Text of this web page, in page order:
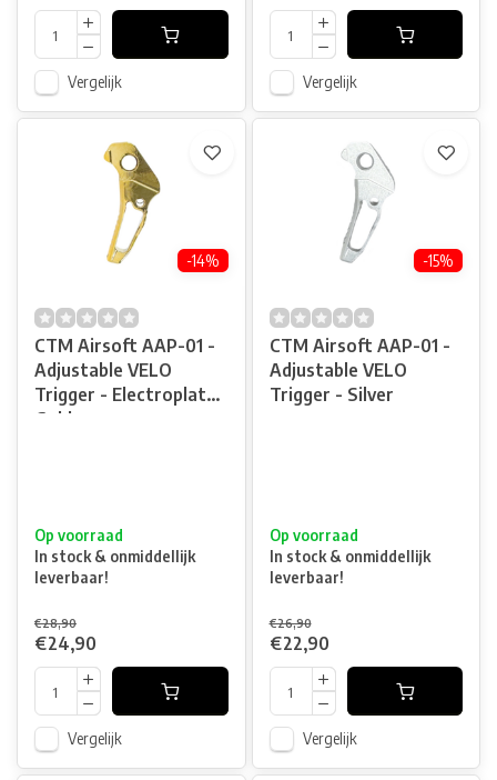
Vergelijk Vergelijk
-14%
CTM Airsoft AAP-01 -
Adjustable VELO
Trigger - Electroplated
Gold
Op voorraad
In stock & onmiddellijk
leverbaar!
€28,90
€24,90
Vergelijk
-15%
CTM Airsoft AAP-01 -
Adjustable VELO
Trigger - Silver
Op voorraad
In stock & onmiddellijk
leverbaar!
€26,90
€22,90
Vergelijk